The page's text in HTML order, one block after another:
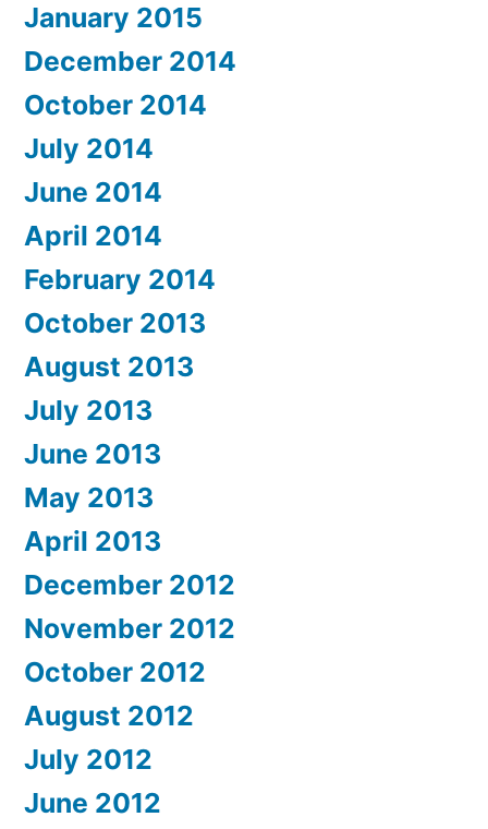
January 2015
December 2014
October 2014
July 2014
June 2014
April 2014
February 2014
October 2013
August 2013
July 2013
June 2013
May 2013
April 2013
December 2012
November 2012
October 2012
August 2012
July 2012
June 2012